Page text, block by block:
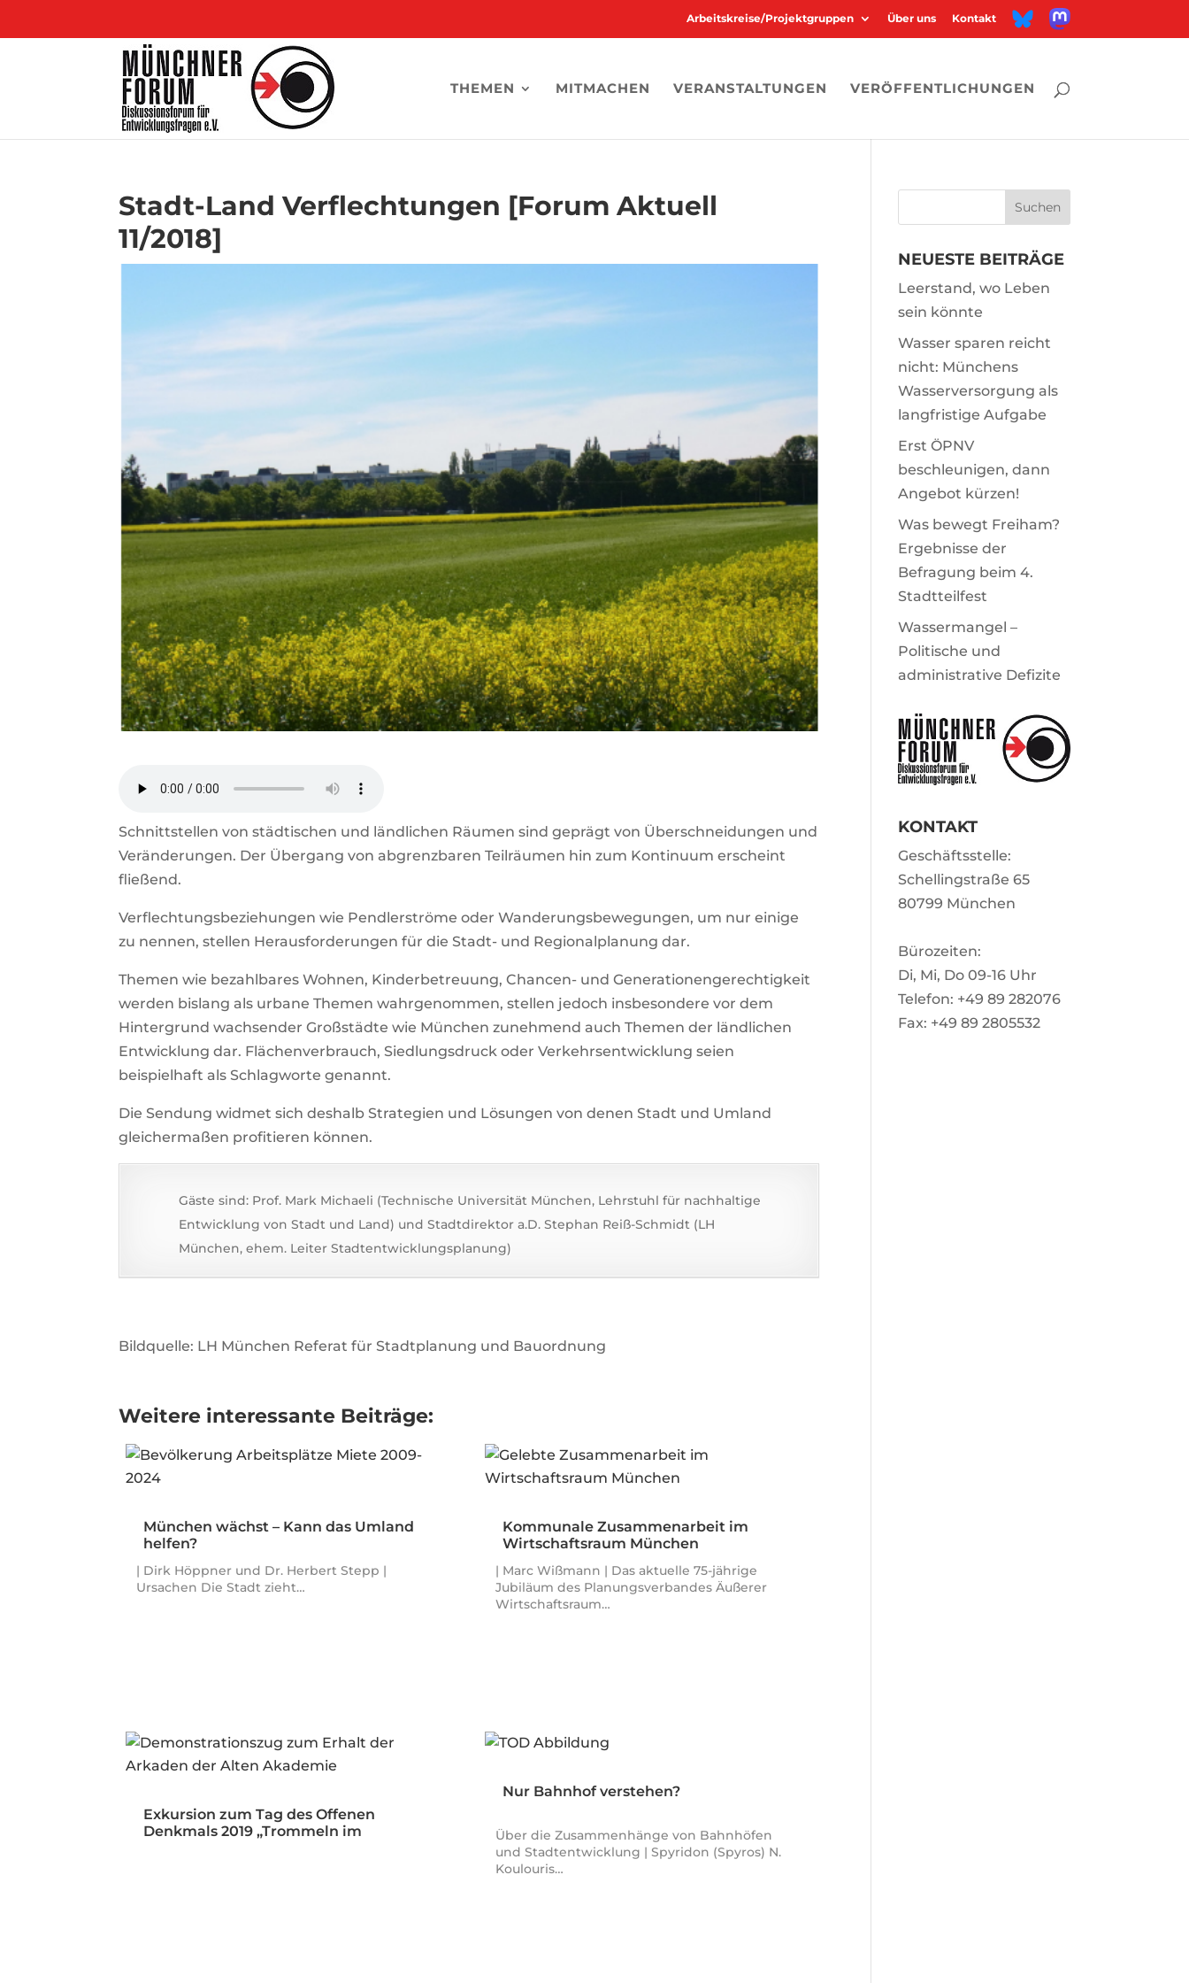
Arbeitskreise/Projektgruppen Über uns Kontakt
B
u
M
a
n
THEMEN MITMACHEN VERANSTALTUNGEN VERÖFFENTLICHUNGEN
Stadt-Land Verflechtungen [Forum Aktuell
11/2018]
Schnittstellen von städtischen und ländlichen Räumen sind geprägt von Überschneidungen und
Veränderungen. Der Übergang von abgrenzbaren Teilräumen hin zum Kontinuum erscheint
fließend.
Verflechtungsbeziehungen wie Pendlerströme oder Wanderungsbewegungen, um nur einige
zu nennen, stellen Herausforderungen für die Stadt- und Regionalplanung dar.
Themen wie bezahlbares Wohnen, Kinderbetreuung, Chancen- und Generationengerechtigkeit
werden bislang als urbane Themen wahrgenommen, stellen jedoch insbesondere vor dem
Hintergrund wachsender Großstädte wie München zunehmend auch Themen der ländlichen
Entwicklung dar. Flächenverbrauch, Siedlungsdruck oder Verkehrsentwicklung seien
beispielhaft als Schlagworte genannt.
Die Sendung widmet sich deshalb Strategien und Lösungen von denen Stadt und Umland
gleichermaßen profitieren können.
Gäste sind: Prof. Mark Michaeli (Technische Universität München, Lehrstuhl für nachhaltige
Entwicklung von Stadt und Land) und Stadtdirektor a.D. Stephan Reiß-Schmidt (LH
München, ehem. Leiter Stadtentwicklungsplanung)
Bildquelle: LH München Referat für Stadtplanung und Bauordnung
Weitere interessante Beiträge:
München wächst – Kann das Umland
helfen?
| Dirk Höppner und Dr. Herbert Stepp |
Ursachen Die Stadt zieht…
Kommunale Zusammenarbeit im
Wirtschaftsraum München
| Marc Wißmann | Das aktuelle 75-jährige
Jubiläum des Planungsverbandes Äußerer
Wirtschaftsraum…
Exkursion zum Tag des Offenen
Denkmals 2019 „Trommeln im
Nur Bahnhof verstehen?
Über die Zusammenhänge von Bahnhöfen
und Stadtentwicklung | Spyridon (Spyros) N.
Koulouris…
NEUESTE BEITRÄGE
Leerstand, wo Leben
sein könnte
Wasser sparen reicht
nicht: Münchens
Wasserversorgung als
langfristige Aufgabe
Erst ÖPNV
beschleunigen, dann
Angebot kürzen!
Was bewegt Freiham?
Ergebnisse der
Befragung beim 4.
Stadtteilfest
Wassermangel –
Politische und
administrative Defizite
KONTAKT
Geschäftsstelle:
Schellingstraße 65
80799 München
Bürozeiten:
Di, Mi, Do 09-16 Uhr
Telefon: +49 89 282076
Fax: +49 89 2805532